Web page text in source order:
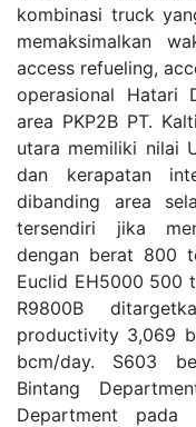
kombinasi truck
memaksimalkan
access refueling,
operasional Hatari
area PKP2B PT.
utara memiliki nilai
dan kerapatan
dibanding area
tersendiri jika
dengan berat 800
Euclid EH5000 500
R9800B
productivity 3,069
bcm/day. S603
Bintang
Department pada